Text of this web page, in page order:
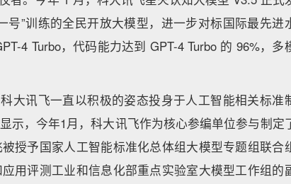
”训练的全民开放大模型，进一步对标国际最先进
4 Turbo，代码能力达到 GPT-4 Turbo 的 96%，多
大讯飞一直以积极的姿态投身于人工智能相关标准
示，今年1月，科大讯飞作为核心参编单位参与制定
授予国家人工智能标准化总体组大模型专题组联合
用评测工业和信息化部重点实验室大模型工作组的